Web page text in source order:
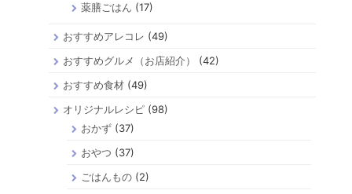
薬膳ごはん (17)
おすすめアレコレ (49)
おすすめグルメ（お店紹介）
(42)
おすすめ食材 (49)
オリジナルレシピ (98)
おかず(37)
おやつ (37)
ごはんもの(2)